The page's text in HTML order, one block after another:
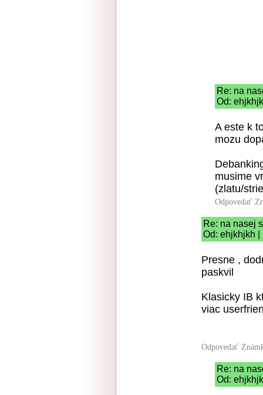
Re: na
Od:
A este k
mozu
musime
(zlatu/
Odpovedať
Re: na nasej
Od: ehjkhjkh |
Presne ,
paskvil
Klasicky IB
viac
Odpovedať
Re: na
Od: